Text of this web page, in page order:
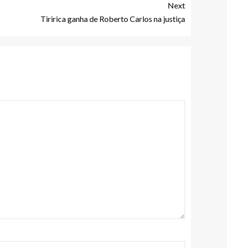
Next
Tiririca ganha de Roberto Carlos na justiça